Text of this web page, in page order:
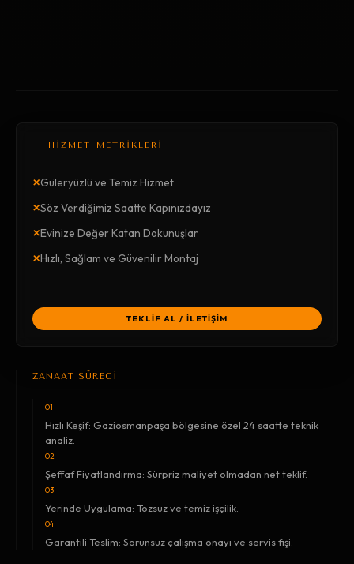
HİZMET METRİKLERİ
×Güleryüzlü ve Temiz Hizmet
×Söz Verdiğimiz Saatte Kapınızdayız
×Evinize Değer Katan Dokunuşlar
×Hızlı, Sağlam ve Güvenilir Montaj
TEKLİF AL / İLETİŞİM
ZANAAT SÜRECİ
01
Hızlı Keşif: Gaziosmanpaşa bölgesine özel 24 saatte teknik
analiz.
02
Şeffaf Fiyatlandırma: Sürpriz maliyet olmadan net teklif.
03
Yerinde Uygulama: Tozsuz ve temiz işçilik.
04
Garantili Teslim: Sorunsuz çalışma onayı ve servis fişi.